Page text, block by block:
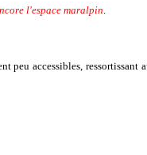
l'espace maralpin.
accessibles, ressortissant